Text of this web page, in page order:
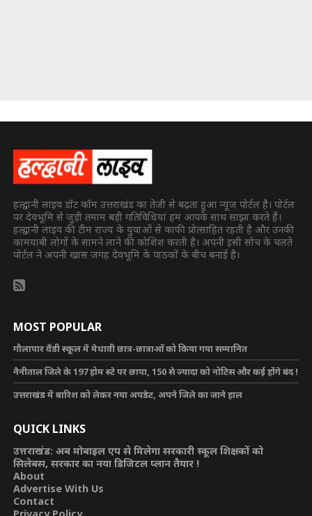
हल्द्वानी लाइव डॉट कॉम उत्तराखंड का तेजी से बढ़ता हुआ न्यूज पोर्टल है। पोर्टल
पर देवभूमि से जुड़ी तमाम बड़ी गतिविधियां हम आपके साथ साझा करते हैं।
हल्द्वानी लाइव की टीम राज्य के युवाओं से काफी प्रोत्साहित रहती है और उनकी
कामयाबी लोगों के सामने लाने की कोशिश करती है। अपनी इसी सोच के चलते
पोर्टल ने अपनी खास जगह देवभूमि के पाठकों के बीच बनाई है।
MOST POPULAR
गौलापार वैंडी स्कूल में मेधावी छात्र-छात्राओं को किया गया सम्मानित
नैनीताल जिले के 197 होम स्टे पर छापा, 150 से ज्यादा को नोटिस और कई होंगे बंद !
उत्तराखंड में बारिश को लेकर नया अपडेट, अपने जिले का जाने हाल
QUICK LINKS
उत्तराखंड: अब मोबाइल एप से मिलेगा सरकारी स्कूल शिक्षकों को
सिलेबस, सरकार का नया डिजिटल प्लान तैयार !
About
Advertise With Us
Contact